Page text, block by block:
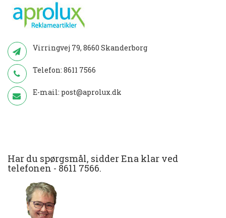
Virringvej 79, 8660 Skanderborg
Telefon: 8611 7566
E-mail: post@aprolux.dk
Har du spørgsmål, sidder Ena klar ved
telefonen - 8611 7566.